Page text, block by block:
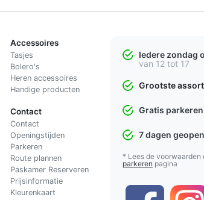
Accessoires
Tasjes
Bolero's
Heren accessoires
Handige producten
Contact
Contact
Openingstijden
Parkeren
Route plannen
Paskamer Reserveren
Prijsinformatie
Kleurenkaart
Iedere zondag
van 12 tot 17
Grootste
Gratis parkeren
7 dagen
* Lees de voorwaarden
parkeren pagina